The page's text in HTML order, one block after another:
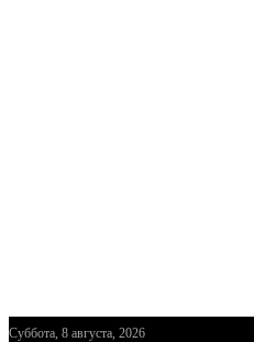
Суббота, 8 августа, 2026